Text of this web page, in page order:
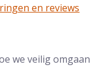
en reviews
we veilig omgaan